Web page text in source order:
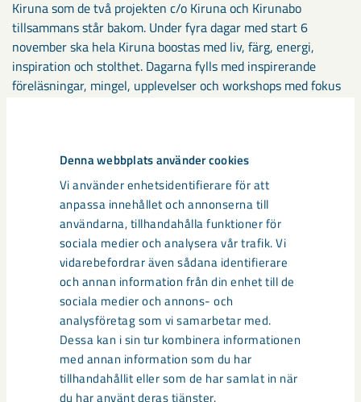
Denna webbplats använder cookies
Vi använder enhetsidentifierare för att
anpassa innehållet och annonserna till
användarna, tillhandahålla funktioner för
sociala medier och analysera vår trafik. Vi
vidarebefordrar även sådana identifierare
och annan information från din enhet till de
sociala medier och annons- och
analysföretag som vi samarbetar med.
Dessa kan i sin tur kombinera informationen
med annan information som du har
tillhandahållit eller som de har samlat in när
du har använt deras tjänster.
Kiruna som de två projekten c/o Kiruna och Kirunabo
tillsammans står bakom. Under fyra dagar med start 6
november ska hela Kiruna boostas med liv, färg, energi,
inspiration och stolthet. Dagarna fylls med inspirerande
föreläsningar, mingel, upplevelser och workshops med fokus
Fakta om Navet
VAR: Mitt emot Folkets Hus i Kiruna, mellan husen som
kallas Spottkoppen och SnusdosanÖPPETTIDER: Mån-fre kl.
10.00-15.00.PROJEKTAVSLUT: Våren 2020FINANSIÄRER:
Kiruna kommun, LKAB, Sparbanken Nord och Region
Norrbotten.